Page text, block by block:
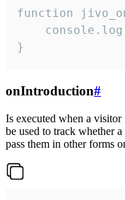
function
}
onIntroduction#
Is executed when a
be used to track whether
pass them in other forms